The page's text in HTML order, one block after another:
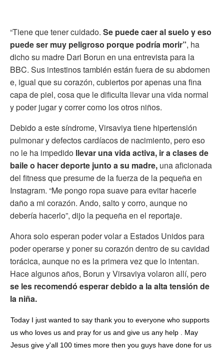
“Tiene que tener cuidado. Se puede caer al suelo y eso
puede ser muy peligroso porque podría morir”, ha
dicho su madre Dari Borun en una entrevista para la
BBC. Sus intestinos también están fuera de su abdomen
e, igual que su corazón, cubiertos por apenas una fina
capa de piel, cosa que le dificulta llevar una vida normal
y poder jugar y correr como los otros niños.
Debido a este síndrome, Virsaviya tiene hipertensión
pulmonar y defectos cardíacos de nacimiento, pero eso
no le ha impedido llevar una vida activa, ir a clases de
baile o hacer deporte junto a su madre, una aficionada
del fitness que presume de la fuerza de la pequeña en
Instagram. “Me pongo ropa suave para evitar hacerle
daño a mi corazón. Ando, salto y corro, aunque no
debería hacerlo”, dijo la pequeña en el reportaje.
Ahora solo esperan poder volar a Estados Unidos para
poder operarse y poner su corazón dentro de su cavidad
torácica, aunque no es la primera vez que lo intentan.
Hace algunos años, Borun y Virsaviya volaron allí, pero
se les recomendó esperar debido a la alta tensión de
la niña.
Today I just wanted to say thank you to everyone who supports
us who loves us and pray for us and give us any help . May
Jesus give y'all 100 times more then you guys have done for us